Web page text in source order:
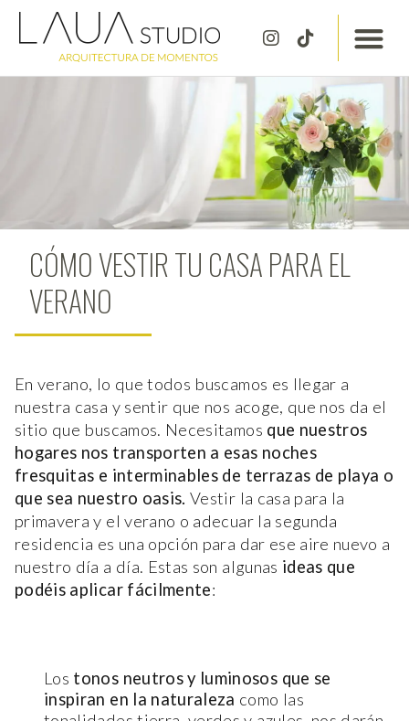
CÓMO VESTIR TU CASA PARA EL
VERANO
En verano, lo que todos buscamos es llegar a
nuestra casa y sentir que nos acoge, que nos da el
sitio que buscamos. Necesitamos que nuestros
hogares nos transporten a esas noches
fresquitas e interminables de terrazas de playa o
que sea nuestro oasis.Vestir la casa para la
primavera y el verano o adecuar la segunda
residencia es una opción para dar ese aire nuevo a
nuestro día a día. Estas son algunas ideas que
podéis aplicar fácilmente:
Los tonos neutros y luminosos que se
inspiran en la naturaleza como las